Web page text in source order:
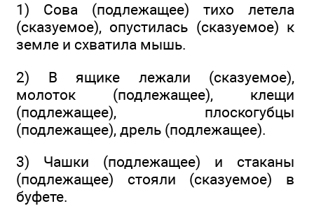
1) Сова (подлежащее) тихо летела
(сказуемое), опустилась (сказуемое) к
земле и схватила мышь.
2) В ящике лежали (сказуемое),
молоток (подлежащее), клещи
(подлежащее), плоскогубцы
(подлежащее), дрель (подлежащее).
3) Чашки (подлежащее) и стаканы
(подлежащее) стояли (сказуемое) в
буфете.